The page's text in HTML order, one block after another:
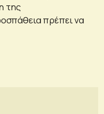
της
πρέπει να